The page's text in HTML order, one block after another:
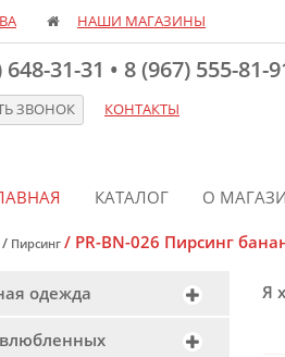
НАШИ МАГАЗИНЫ
648-31-31 • 8 (967) 555-81-
ЗВОНОК КОНТАКТЫ
КАТАЛОГ О
/ Пирсинг / PR-BN-026 Пирсинг
одежда Я